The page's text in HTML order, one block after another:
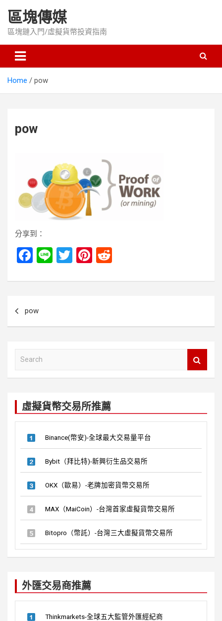
content
區塊傳媒
區塊鏈入門/虛擬貨幣投資指南
Home pow
pow
分享到：
F
ce
o
Li
e
T
tt
Pi
er d
pow
虛擬貨幣交易所推薦
Binance(幣安)-全球最大交易量平台
Bybit（拜比特)-新興衍生品交易所
OKX（歐易）-老牌加密貨幣交易所
MAX（MaiCoin）-台灣首家虛擬貨幣交易所
Bitopro（幣託）-台灣三大虛擬貨幣交易所
外匯交易商推薦
Thinkmarkets-全球五大監管外匯經紀商